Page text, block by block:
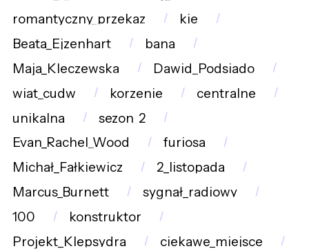
romantyczny_przekaz
kie
Beata_Ejzenhart
bana
Maja_Kleczewska
Dawid_Podsiado
wiat_cudw
korzenie
centralne
unikalna
sezon_2
Evan_Rachel_Wood
furiosa
Michał_Fałkiewicz
2_listopada
Marcus_Burnett
sygnał_radiowy
100
konstruktor
Projekt_Klepsydra
ciekawe_miejsce